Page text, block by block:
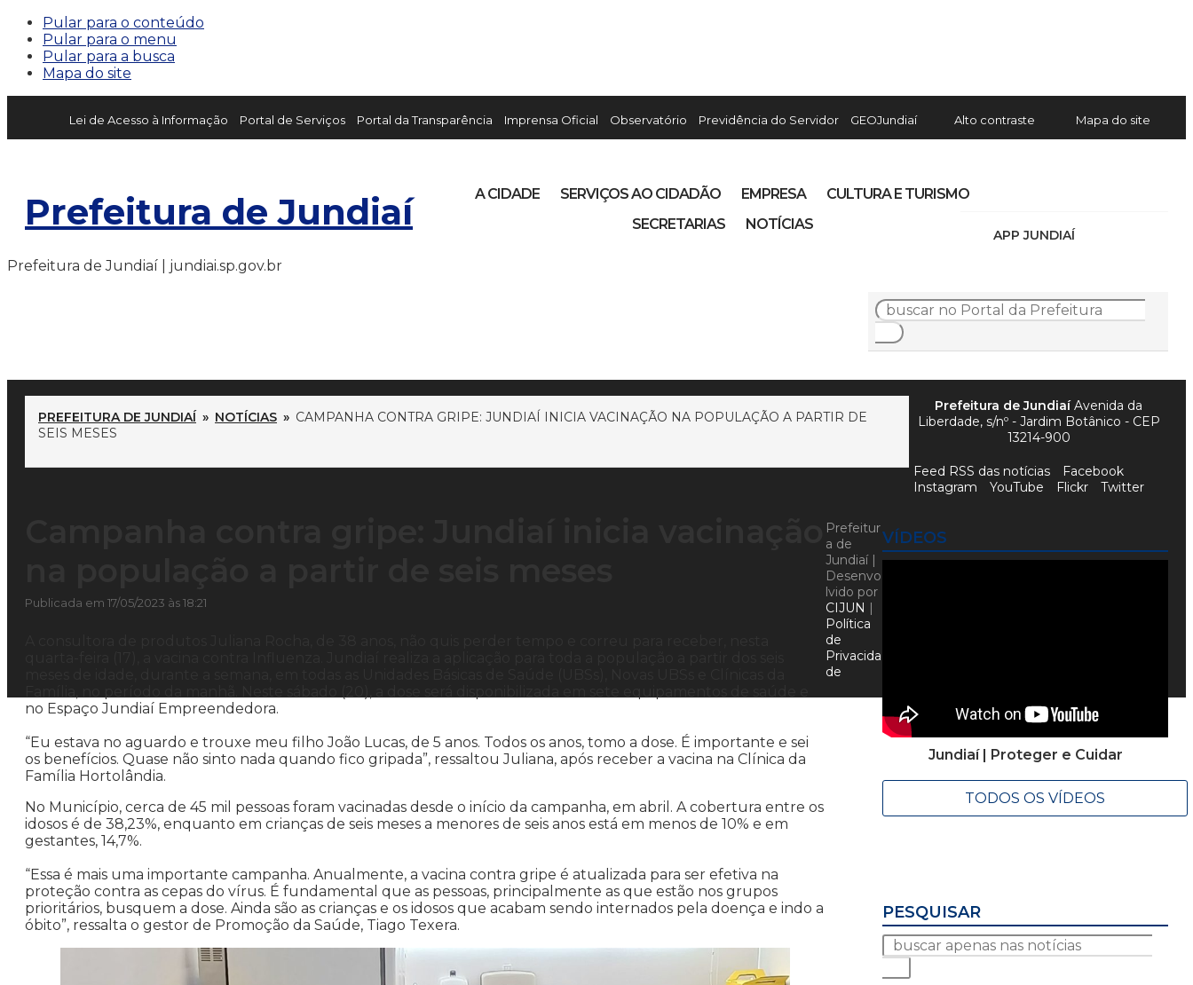
Pular para o conteúdo
Pular para o menu
Pular para a busca
Mapa do site
Lei de Acesso à Informação Portal de Serviços Portal da Transparência Imprensa Oficial Observatório Previdência do Servidor GEOJundiaí Alto contraste Mapa do site
Prefeitura de Jundiaí
APP JUNDIAÍ
A CIDADE SERVIÇOS AO CIDADÃO EMPRESA
CULTURA E TURISMO
SECRETARIAS
NOTÍCIAS
Prefeitura de Jundiaí | jundiai.sp.gov.br
PREFEITURA DE JUNDIAÍ » NOTÍCIAS » CAMPANHA CONTRA GRIPE: JUNDIAÍ INICIA VACINAÇÃO NA POPULAÇÃO A PARTIR DE
SEIS MESES
Publicada em 17/05/2023 às 18:21
no Espaço Jundiaí Empreendedora.
“Eu estava no aguardo e trouxe meu filho João Lucas, de 5 anos. Todos os anos, tomo a dose. É importante e sei
os benefícios. Quase não sinto nada quando fico gripada”, ressaltou Juliana, após receber a vacina na Clínica da
Família Hortolândia.
No Município, cerca de 45 mil pessoas foram vacinadas desde o início da campanha, em abril. A cobertura entre os
idosos é de 38,23%, enquanto em crianças de seis meses a menores de seis anos está em menos de 10% e em
gestantes, 14,7%.
“Essa é mais uma importante campanha. Anualmente, a vacina contra gripe é atualizada para ser efetiva na
proteção contra as cepas do vírus. É fundamental que as pessoas, principalmente as que estão nos grupos
prioritários, busquem a dose. Ainda são as crianças e os idosos que acabam sendo internados pela doença e indo a
óbito”, ressalta o gestor de Promoção da Saúde, Tiago Texera.
VÍDEOS
Jundiaí | Proteger e Cuidar
TODOS OS VÍDEOS
PESQUISAR
Prefeitura de JundiaíAvenida da
Liberdade, s/nº - Jardim Botânico - CEP
13214-900
Feed RSS das notícias
Facebook
Instagram
YouTube Flickr Twitter
Prefeitur
a de
Jundiaí |
Desenvo
lvido por
CIJUN |
Política
de
Privacida
de